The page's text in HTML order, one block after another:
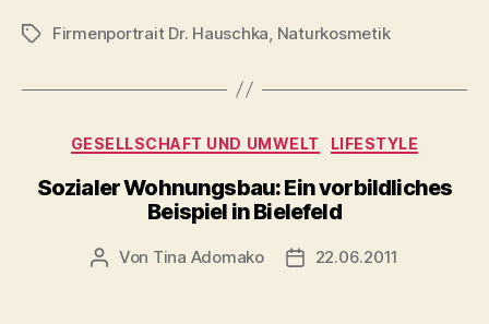
Schlagwörter
Firmenportrait Dr. Hauschka Naturkosmetik
Kategorien
GESELLSCHAFT UND UMWELT LIFESTYLE
Sozialer Wohnungsbau: Ein vorbildliches
Beispiel in Bielefeld
Beitragsautor
Von Tina Adomako Veröffentlichungsdatum
22.06.2011